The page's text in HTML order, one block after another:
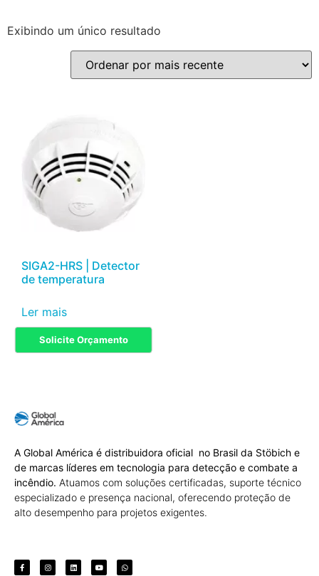
Exibindo um único resultado
SIGA2-HRS | Detector
de temperatura
Solicite Orçamento
Ler mais
A Global América é distribuidora oficial no Brasil da Stöbich e
de marcas líderes em tecnologia para detecção e combate a
incêndio. Atuamos com soluções certificadas, suporte técnico
especializado e presença nacional, oferecendo proteção de
alto desempenho para projetos exigentes.